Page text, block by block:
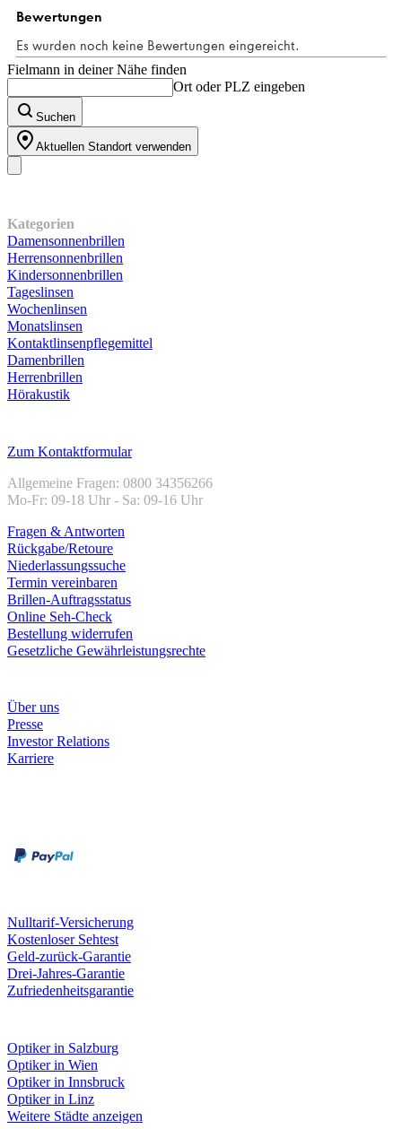
Fielmann in deiner Nähe finden
Ort oder PLZ eingeben
Suchen
Aktuellen Standort verwenden
Kategorien
Damensonnenbrillen
Herrensonnenbrillen
Kindersonnenbrillen
Tageslinsen
Wochenlinsen
Monatslinsen
Kontaktlinsenpflegemittel
Damenbrillen
Herrenbrillen
Hörakustik
Zum Kontaktformular
Allgemeine Fragen: 0800 34356266
Mo-Fr: 09-18 Uhr - Sa: 09-16 Uhr
Fragen & Antworten
Rückgabe/Retoure
Niederlassungssuche
Termin vereinbaren
Brillen-Auftragsstatus
Online Seh-Check
Bestellung widerrufen
Gesetzliche Gewährleistungsrechte
Über uns
Presse
Investor Relations
Karriere
Nulltarif-Versicherung
Kostenloser Sehtest
Geld-zurück-Garantie
Drei-Jahres-Garantie
Zufriedenheitsgarantie
Optiker in Salzburg
Optiker in Wien
Optiker in Innsbruck
Optiker in Linz
Weitere Städte anzeigen